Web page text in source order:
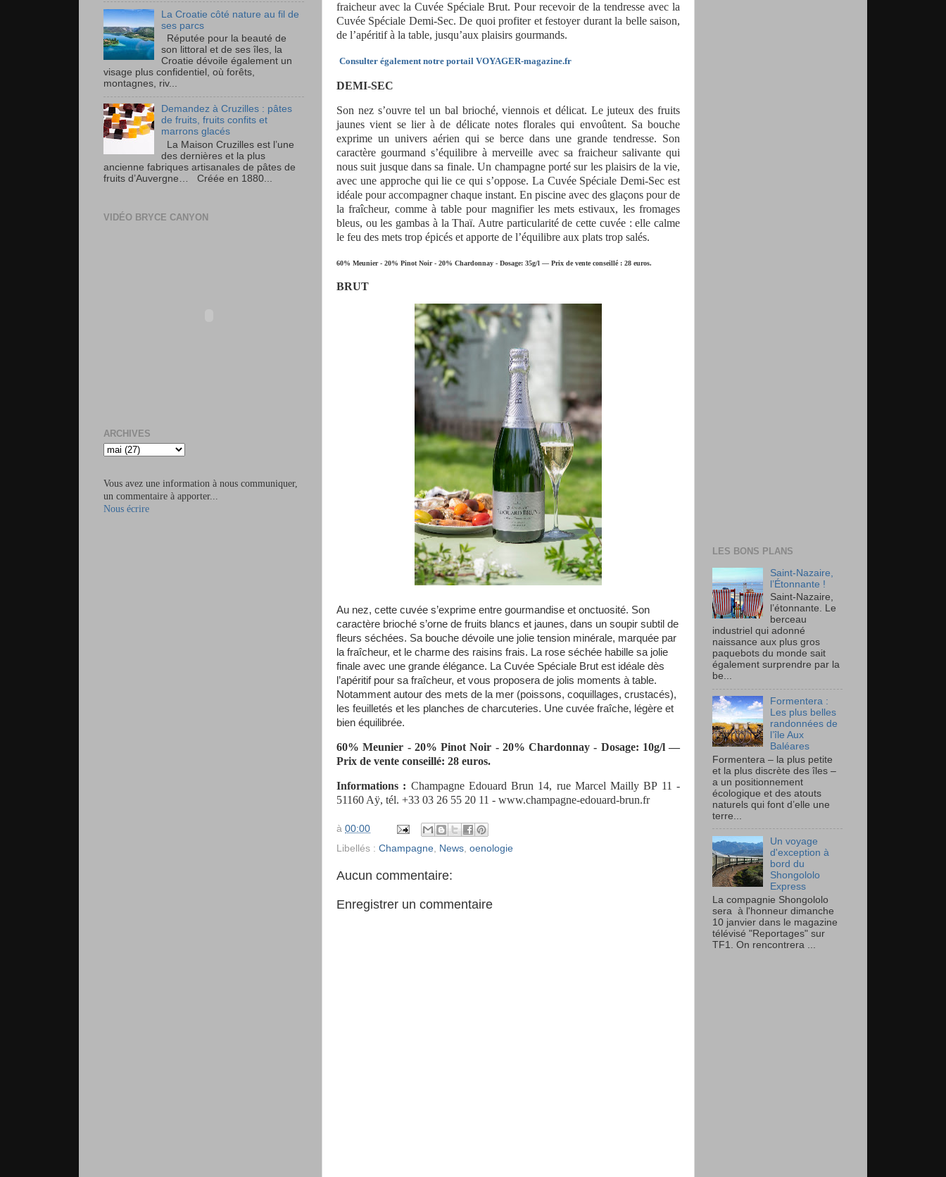
fraicheur avec la Cuvée Spéciale Brut. Pour recevoir de la tendresse avec la
Cuvée Spéciale Demi-Sec. De quoi profiter et festoyer durant la belle saison,
de l’apéritif à la table, jusqu’aux plaisirs gourmands.
Consulter également notre portail VOYAGER-magazine.fr
DEMI-SEC
Son nez s’ouvre tel un bal brioché, viennois et délicat. Le juteux des fruits
jaunes vient se lier à de délicate notes florales qui envoûtent. Sa bouche
exprime un univers aérien qui se berce dans une grande tendresse. Son
caractère gourmand s’équilibre à merveille avec sa fraicheur salivante qui
nous suit jusque dans sa finale. Un champagne porté sur les plaisirs de la vie,
avec une approche qui lie ce qui s’oppose. La Cuvée Spéciale Demi-Sec est
idéale pour accompagner chaque instant. En piscine avec des glaçons pour de
la fraîcheur, comme à table pour magnifier les mets estivaux, les fromages
bleus, ou les gambas à la Thaï. Autre particularité de cette cuvée : elle calme
le feu des mets trop épicés et apporte de l’équilibre aux plats trop salés.
60% Meunier - 20% Pinot Noir - 20% Chardonnay - Dosage: 35g/l — Prix de vente conseillé : 28 euros.
BRUT
Au nez, cette cuvée s’exprime entre gourmandise et onctuosité. Son
caractère brioché s’orne de fruits blancs et jaunes, dans un soupir subtil de
fleurs séchées. Sa bouche dévoile une jolie tension minérale, marquée par
la fraîcheur, et le charme des raisins frais. La rose séchée habille sa jolie
finale avec une grande élégance. La Cuvée Spéciale Brut est idéale dès
l’apéritif pour sa fraîcheur, et vous proposera de jolis moments à table.
Notamment autour des mets de la mer (poissons, coquillages, crustacés),
les feuilletés et les planches de charcuteries. Une cuvée fraîche, légère et
bien équilibrée.
60% Meunier - 20% Pinot Noir - 20% Chardonnay - Dosage: 10g/l —
Prix de vente conseillé: 28 euros.
Informations : Champagne Edouard Brun 14, rue Marcel Mailly BP 11 -
51160 Aÿ, tél. +33 03 26 55 20 11 - www.champagne-edouard-brun.fr
à 00:00
Libellés : Champagne News oenologie
Aucun commentaire:
Enregistrer un commentaire
La Croatie côté nature au fil de
ses parcs
Réputée pour la beauté de
son littoral et de ses îles, la
Croatie dévoile également un
visage plus confidentiel, où forêts,
montagnes, riv...
Demandez à Cruzilles : pâtes
de fruits, fruits confits et
marrons glacés
La Maison Cruzilles est l’une
des dernières et la plus
ancienne fabriques artisanales de pâtes de
fruits d’Auvergne… Créée en 1880...
VIDÉO BRYCE CANYON
ARCHIVES
Vous avez une information à nous communiquer,
un commentaire à apporter...
Nous écrire
LES BONS PLANS
Saint-Nazaire,
l’Étonnante !
Saint-Nazaire,
l’étonnante. Le
berceau
industriel qui adonné
naissance aux plus gros
paquebots du monde sait
également surprendre par la
be...
Formentera :
Les plus belles
randonnées de
l’île Aux
Baléares
Formentera – la plus petite
et la plus discrète des îles –
a un positionnement
écologique et des atouts
naturels qui font d’elle une
terre...
Un voyage
d'exception à
bord du
Shongololo
Express
La compagnie Shongololo
sera à l'honneur dimanche
10 janvier dans le magazine
télévisé "Reportages" sur
TF1. On rencontrera ...